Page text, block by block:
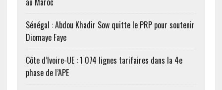
Sénégal : Abdou Khadir Sow quitte le PRP pour soutenir
Diomaye Faye
Côte d’Ivoire-UE : 1 074 lignes tarifaires dans la 4e
phase de l’APE